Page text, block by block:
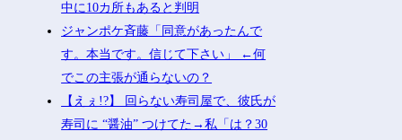
中に10カ所もあると判明
ジャンポケ斉藤「同意があったんで
す。本当です。信じて下さい」 ←何
でこの主張が通らないの？
【えぇ!?】 回らない寿司屋で、彼氏が
寿司に “醤油” つけてた→私「は？30